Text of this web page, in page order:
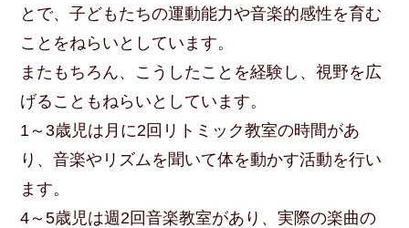
とで、子どもたちの運動能力や音楽的感性を育む
ことをねらいとしています。
またもちろん、こうしたことを経験し、視野を広
げることもねらいとしています。
1～3歳児は月に2回リトミック教室の時間があ
り、音楽やリズムを聞いて体を動かす活動を行い
ます。
4～5歳児は週2回音楽教室があり、実際の楽曲の